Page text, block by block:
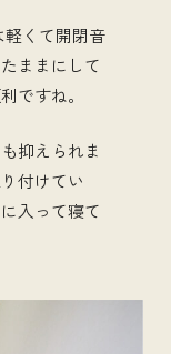
軽くて開閉音
ままにして
ですね。
抑えられま
付けてい
入って寝て